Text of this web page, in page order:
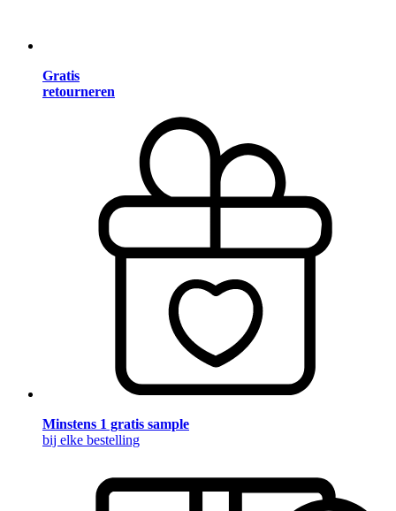
Gratis
retourneren
Minstens 1 gratis sample
bij elke bestelling